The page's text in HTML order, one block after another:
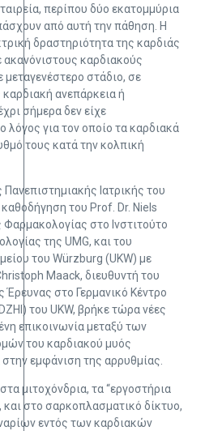
περίπου δύο εκατομμύρια
από αυτή την πάθηση. Η
δραστηριότητα της καρδιάς
ακανόνιστους καρδιακούς
στάδιο, σε
ανεπάρκεια ή
σήμερα δεν είχε
για τον οποίο τα καρδιακά
τους κατά την κολπική
Ιατρικής του
καθοδήγηση του Prof. Dr. Niels
στο Ινστιτούτο
της UMG, και του
του Würzburg (UKW) με
Maack, διευθυντή του
στο Γερμανικό Κέντρο
του UKW, βρήκε τώρα νέες
επικοινωνία μεταξύ των
του καρδιακού μυός
εμφάνιση της αρρυθμίας.
μιτοχόνδρια, τα “εργοστήρια
στο σαρκοπλασματικό δίκτυο,
εντός των καρδιακών